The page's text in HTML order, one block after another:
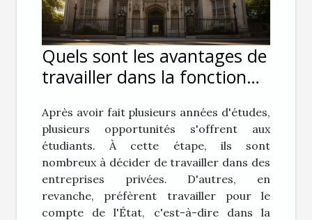
Quels sont les avantages de
travailler dans la fonction
Après avoir fait plusieurs années d'études,
plusieurs opportunités s'offrent aux
étudiants. À cette étape, ils sont
nombreux à décider de travailler dans des
entreprises privées. D'autres, en
revanche, préfèrent travailler pour le
compte de l'État, c'est-à-dire dans la